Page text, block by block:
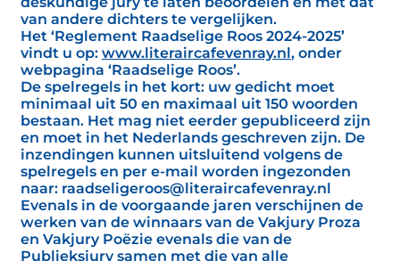
van andere dichters te vergelijken.
Het ‘Reglement Raadselige Roos 2024-2025’
vindt u op: www.literaircafevenray.nl, onder
webpagina ‘Raadselige Roos’.
De spelregels in het kort: uw gedicht moet
minimaal uit 50 en maximaal uit 150 woorden
bestaan. Het mag niet eerder gepubliceerd zijn
en moet in het Nederlands geschreven zijn. De
inzendingen kunnen uitsluitend volgens de
spelregels en per e-mail worden ingezonden
naar: raadseligeroos@literaircafevenray.nl
Evenals in de voorgaande jaren verschijnen de
werken van de winnaars van de Vakjury Proza
en Vakjury Poëzie evenals die van de
Publieksjury samen met die van alle